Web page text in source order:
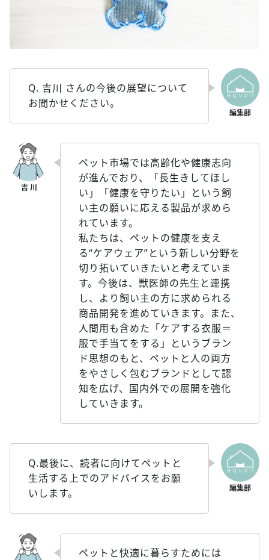
Q. 吉川 さんの今後の展望について
お聞かせください。
ペット市場では高齢化や健康志向
が進んでおり、「長生きしてほし
い」「健康を守りたい」という飼
い主の願いに応える製品が求めら
れています。
私たちは、ペットの健康を支え
る“ケアウェア”という新しい分野を
切り拓いていきたいと考えていま
す。今後は、獣医師の先生と連携
し、より飼い主の方に求められる
商品開発を進めていきます。また、
人間用も含めた「ケアする衣服＝
服で手当てをする」というブラン
ド思想のもと、ペットと人の両方
をやさしく包むブランドとして認
知を広げ、国内外での展開を強化
していきます。
Q.最後に、読者に向けてペットと
生活する上でのアドバイスをお願
いします。
ペットと快適に暮らすためには